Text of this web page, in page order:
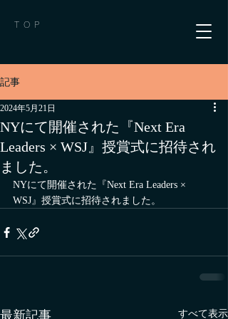
TOP
記事
NYにて開催された『Next Era
Leaders × WSJ』授賞式に招待され
ました。
2024年5月21日
NYにて開催された『Next Era Leaders ×
WSJ』授賞式に招待されました。
最新記事 すべて表示